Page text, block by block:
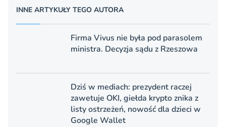
INNE ARTYKUŁY TEGO AUTORA
Firma Vivus nie była pod parasolem
ministra. Decyzja sądu z Rzeszowa
Dziś w mediach: prezydent raczej
zawetuje OKI, giełda krypto znika z
listy ostrzeżeń, nowość dla dzieci w
Google Wallet